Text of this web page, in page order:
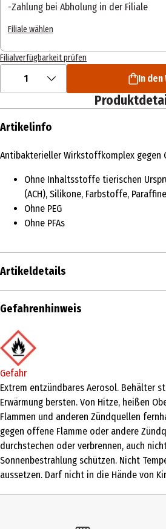
Zahlung bei Abholung in der Filiale
Filiale wählen
Filialverfügbarkeit prüfen
1 In den
Artikelinfo
Antibakterieller Wirkstoffkomplex gegen
Ohne Inhaltsstoffe tierischen
(ACH), Silikone, Farbstoffe,
Ohne PEG
Ohne PFAs
Artikeldetails
Inhalt
Produkttyp
Spray
Einsatzbereich
Pflege
Inhaltsstoffe
Ingredients: butane, propane, alcohol
citrate, glycerin, propylene glycol, aqua,
vanillin, octenidine hcl, tetramethyl
Gefahrenhinweis
Gefahr
Extrem entzündbares Aerosol. Behälter
Erwärmung bersten. Von Hitze, heißen
Flammen und anderen Zündquellen
gegen offene Flamme oder andere
durchstechen oder verbrennen, auch
Sonnenbestrahlung schützen. Nicht
aussetzen. Darf nicht in die Hände von